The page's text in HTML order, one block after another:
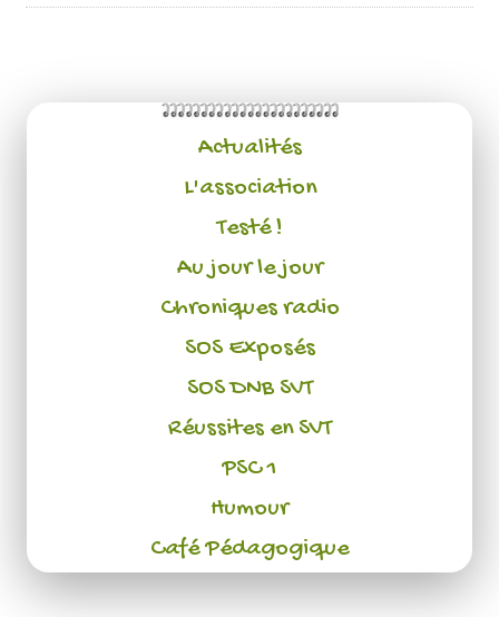
Actualités
L'association
Testé !
Au jour le jour
Chroniques radio
SOS Exposés
SOS DNB SVT
Réussites en SVT
PSC 1
Humour
Café Pédagogique